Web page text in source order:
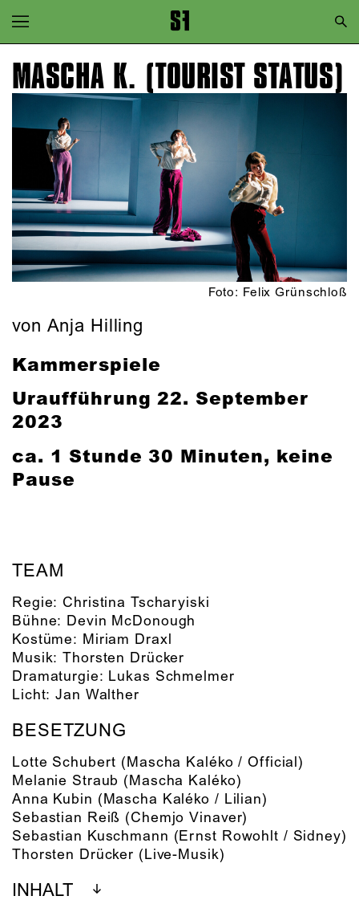
Zur Hauptnavigation springen
Zum Hauptinhalt springen
Zum Footer springen
MASCHA K. (TOURIST STATUS)
Foto: Felix Grünschloß
von Anja Hilling
Kammerspiele
Uraufführung 22. September
2023
ca. 1 Stunde 30 Minuten, keine
Pause
TEAM
Regie: Christina Tscharyiski
Bühne: Devin McDonough
Kostüme: Miriam Draxl
Musik:Thorsten Drücker
Dramaturgie: Lukas Schmelmer
Licht:Jan Walther
BESETZUNG
Lotte Schubert (Mascha Kaléko / Official)
Melanie Straub (Mascha Kaléko)
Anna Kubin (Mascha Kaléko / Lilian)
Sebastian Reiß (Chemjo Vinaver)
Sebastian Kuschmann (Ernst Rowohlt / Sidney)
Thorsten Drücker (Live-Musik)
INHALT